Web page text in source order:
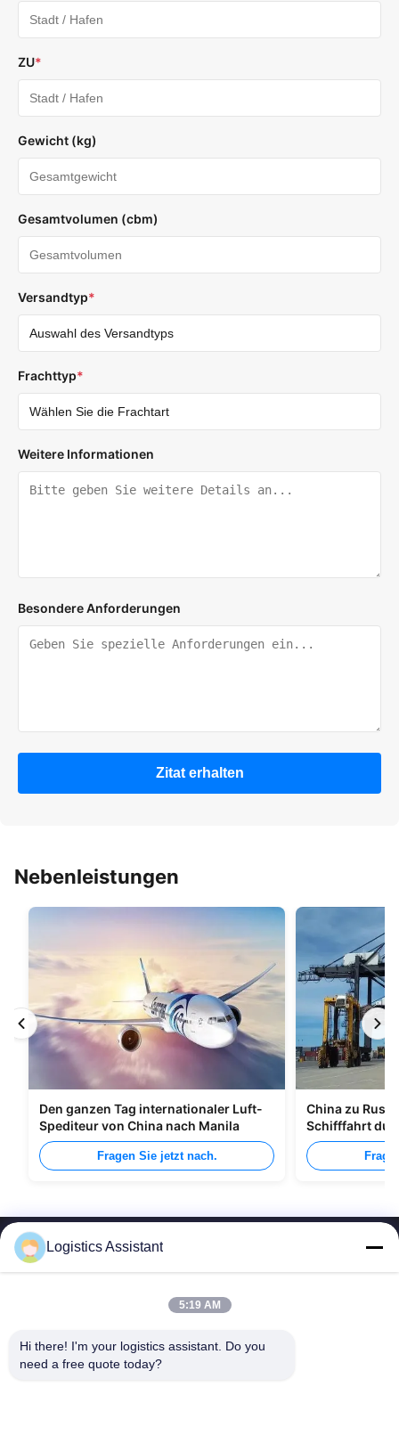
ZU*
Gewicht (kg)
Gesamtvolumen (cbm)
Versandtyp*
Frachttyp*
Weitere Informationen
Besondere Anforderungen
Zitat erhalten
Nebenleistungen
Den ganzen Tag internationaler Luft-
Spediteur von China nach Manila
Fragen Sie jetzt nach.
China zu
Schifffahrt
Logistics Assistant
5:19 AM
Hi there! I'm your logistics assistant. Do you
need a free quote today?